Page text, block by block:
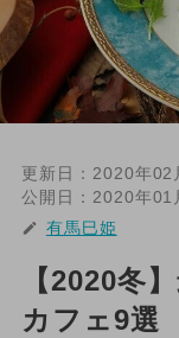
更新日： 2020年02
公開日： 2020年01
有馬巳姫
【2020冬
カフェ9選